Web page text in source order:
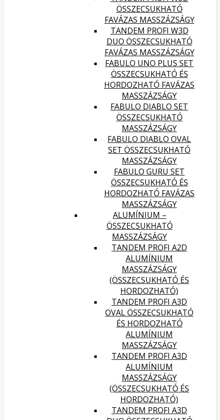
ÖSSZECSUKHATÓ
FAVÁZAS MASSZÁZSÁGY
TANDEM PROFI W3D
DUO ÖSSZECSUKHATÓ
FAVÁZAS MASSZÁZSÁGY
FABULO UNO PLUS SET
ÖSSZECSUKHATÓ ÉS
HORDOZHATÓ FAVÁZAS
MASSZÁZSÁGY
FABULO DIABLO SET
ÖSSZECSUKHATÓ
MASSZÁZSÁGY
FABULO DIABLO OVAL
SET ÖSSZECSUKHATÓ
MASSZÁZSÁGY
FABULO GURU SET
ÖSSZECSUKHATÓ ÉS
HORDOZHATÓ FAVÁZAS
MASSZÁZSÁGY
ALUMÍNIUM –
ÖSSZECSUKHATÓ
MASSZÁZSÁGY
TANDEM PROFI A2D
ALUMÍNIUM
MASSZÁZSÁGY
(ÖSSZECSUKHATÓ ÉS
HORDOZHATÓ)
TANDEM PROFI A3D
OVAL ÖSSZECSUKHATÓ
ÉS HORDOZHATÓ
ALUMÍNIUM
MASSZÁZSÁGY
TANDEM PROFI A3D
ALUMÍNIUM
MASSZÁZSÁGY
(ÖSSZECSUKHATÓ ÉS
HORDOZHATÓ)
TANDEM PROFI A3D